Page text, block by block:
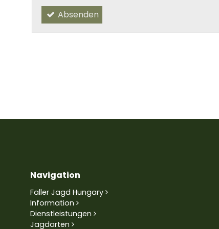
Absenden
Navigation
Faller Jagd Hungary
Information
Dienstleistungen
Jagdarten